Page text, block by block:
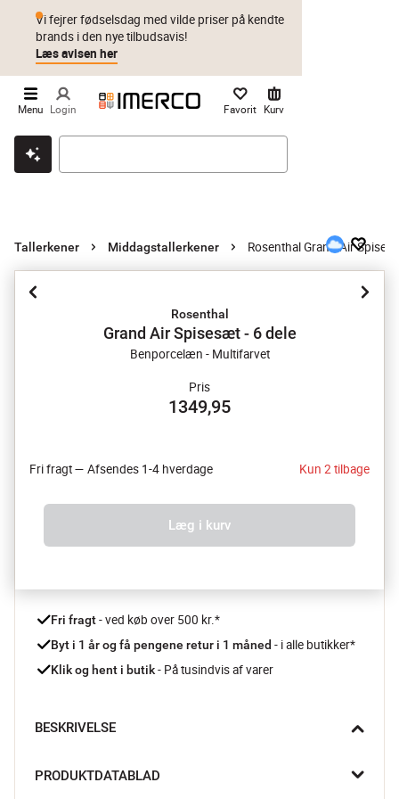
Klik & hent Byt i 1 år Prismatch
Vi fejrer fødselsdag med vilde priser på kendte
brands i den nye tilbudsavis!
Læs avisen her
Menu Login Favorit Kurv
Tallerkener Middagstallerkener Rosenthal Grand Air
Rosenthal
Grand Air Spisesæt - 6 dele
Benporcelæn - Multifarvet
Pris
1349,95
Fri fragt — Afsendes 1-4 hverdage Kun 2 tilbage
Læg i kurv
Fri fragt - ved køb over 500 kr.*
Byt i 1 år og få pengene retur i 1 måned - i alle butikker*
Klik og hent i butik - På tusindvis af varer
BESKRIVELSE
spisesæt fra Rosenthal. Med tallerkner og kopper til 2 personer
PRODUKTDATABLAD